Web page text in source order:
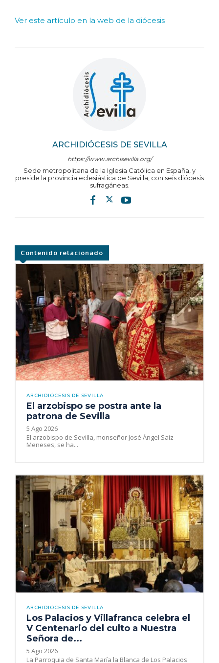
ARCHIDIÓCESIS DE SEVILLA
https://www.archisevilla.org/
Sede metropolitana de la Iglesia Católica en España, y
preside la provincia eclesiástica de Sevilla, con seis diócesis
sufragáneas.
Ver este artículo en la web de la diócesis
Contenido relacionado
ARCHIDIÓCESIS DE SEVILLA
El arzobispo se postra ante la
patrona de Sevilla
5 Ago 2026
El arzobispo de Sevilla, monseñor José Ángel Saiz
Meneses, se ha...
ARCHIDIÓCESIS DE SEVILLA
Los Palacios y Villafranca celebra el
V Centenario del culto a Nuestra
Señora de...
5 Ago 2026
La Parroquia de Santa María la Blanca de Los Palacios